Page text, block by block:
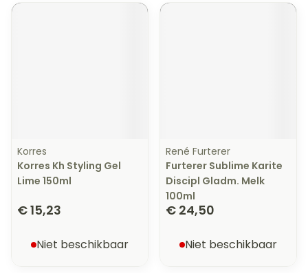
Korres
Korres Kh Styling Gel
Lime 150ml
€ 15,23
Niet beschikbaar
René Furterer
Furterer Sublime Karite
Discipl Gladm. Melk
100ml
€ 24,50
Niet beschikbaar